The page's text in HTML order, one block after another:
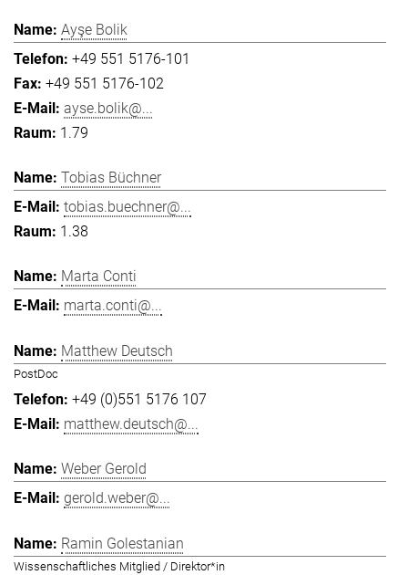
Ayşe Bolik
+49 551 5176-101
+49 551 5176-102
ayse.bolik@...
1.79
Tobias Büchner
tobias.buechner@...
1.38
Marta Conti
marta.conti@...
Matthew Deutsch
PostDoc
+49 (0)551 5176 107
matthew.deutsch@...
Weber Gerold
gerold.weber@...
Ramin Golestanian
Wissenschaftliches Mitglied / Direktor*in